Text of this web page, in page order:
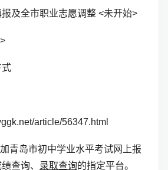
及全市职业志愿调整 <未开始>
式
article/56347.html
青岛市初中学业水平考试网上报
查询、 录取查询的指定平台。